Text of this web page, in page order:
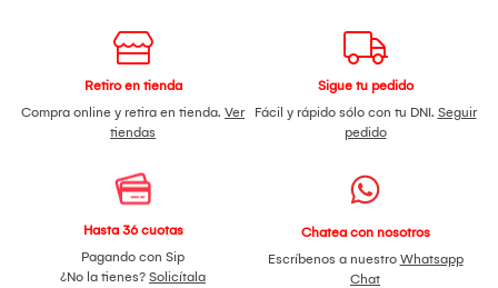
Retiro en tienda
Compra online y retira en tienda. Ver
tiendas
Sigue tu pedido
Fácil y rápido sólo con tu DNI. Seguir
pedido
Hasta 36 cuotas
Pagando con Sip
¿No la tienes? Solicítala
Chatea con nosotros
Escríbenos a nuestro Whatsapp
Chat